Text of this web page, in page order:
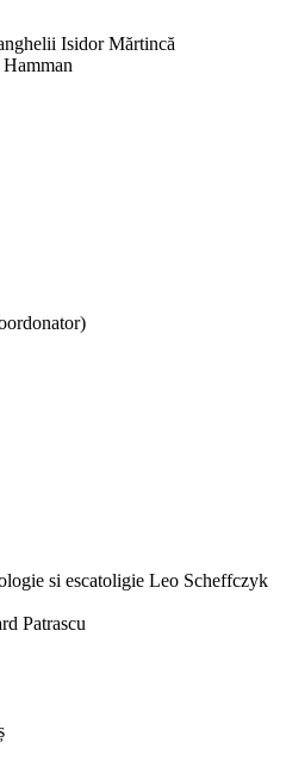
Isidor Mărtincă
si escatoligie Leo Scheffczyk
Patrascu